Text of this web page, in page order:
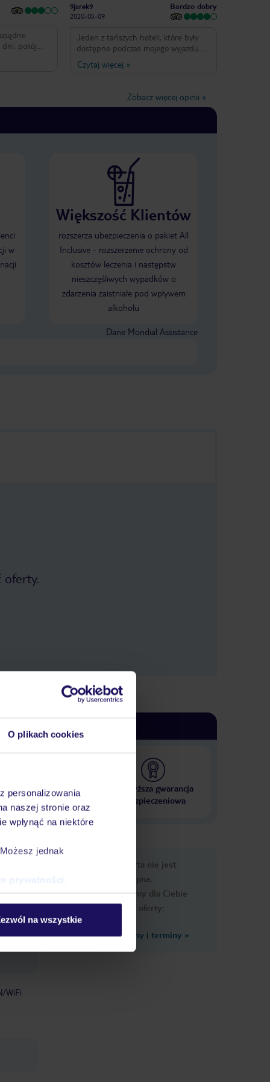
O plikach cookies
personalizowania
naszej stronie oraz
wpłynąć na niektóre
jednak
prywatności
na wszystkie
dni, pokój
na
jest to
do
9jarek9
2020-05-09
Bardzo dobry
Jeden z tańszych hoteli, które były
dostępne podczas mojego wyjazdu.
Jak na taką cenę, wszystko było w
porządku. Dobra lokalizacja, w pobliżu
także przystanek autobusowy, z
którego można dojechać wszędzie
Czytaj więcej »
Zobacz więcej opinii »
w
Większość Klientów
rozszerza ubezpieczenia o pakiet All
Inclusive - rozszerzenie ochrony od
kosztów leczenia i następstw
nieszczęśliwych wypadków o
zdarzenia zaistniałe pod wpływem
alkoholu
Dane Mondial Assistance
oferty.
000 hoteli w ponad 50
Najwyższa gwarancja
ubezpieczeniowa
WiFi
Ups, ta oferta nie jest
dostępna.
Przygotowaliśmy dla Ciebie
podobne oferty:
Zobacz inne ceny i terminy »